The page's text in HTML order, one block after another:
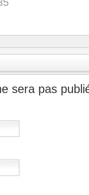
sera pas